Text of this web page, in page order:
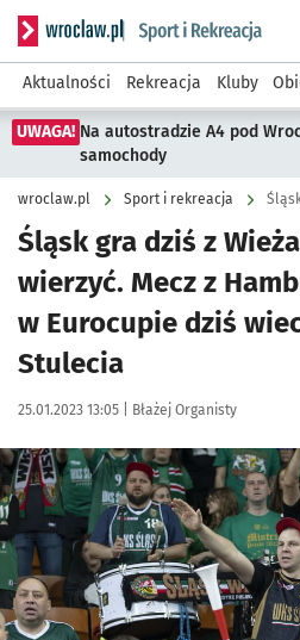
Serwis informacyjny wroclaw.pl
Aktualności Rekreacja Kluby
UWAGA! Na autostradzie A4 pod
samochody
wroclaw.pl Sport i rekreacja
Śląsk gra dziś z
wierzyć. Mecz z
w Eurocupie dziś
Stulecia
Data publikacji:
25.01.2023 13:05 | Autor:
Błażej Organisty
Kliknij, aby powiększyć